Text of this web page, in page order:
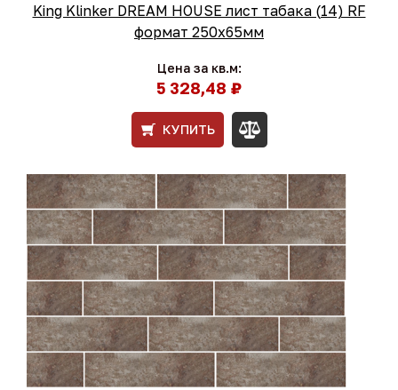
King Klinker DREAM HOUSE лист табака (14) RF
формат 250x65мм
Цена за кв.м:
5 328,48 ₽
КУПИТЬ